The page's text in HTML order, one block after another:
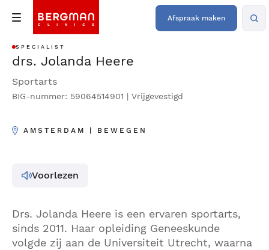
Afspraak maken
SPECIALIST
drs. Jolanda Heere
Sportarts
BIG-nummer: 59064514901 | Vrijgevestigd
AMSTERDAM | BEWEGEN
Voorlezen
Drs. Jolanda Heere is een ervaren sportarts,
sinds 2011. Haar opleiding Geneeskunde
volgde zij aan de Universiteit Utrecht, waarna